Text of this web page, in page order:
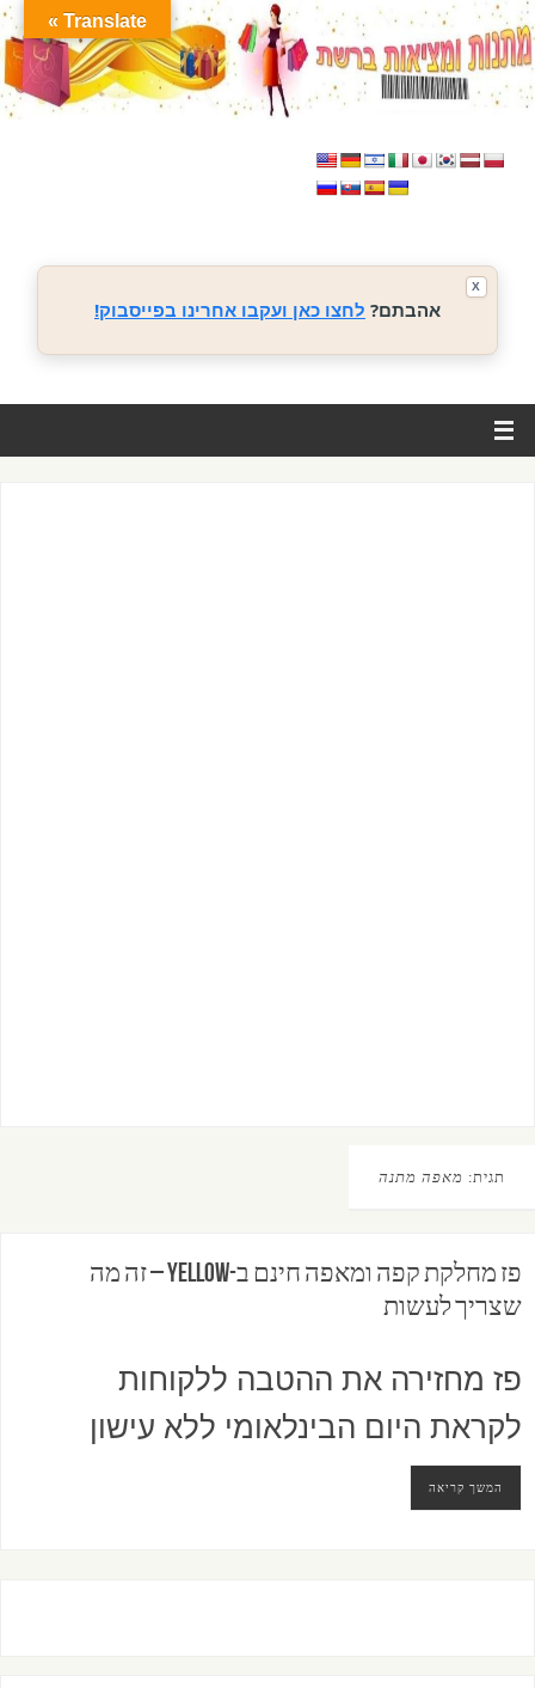
אהבתם? לחצו כאן ועקבו אחרינו בפייסבוק!
X
תגית: מאפה מתנה
פז מחלקת קפה ומאפה חינם ב-yellow – זה מה
שצריך לעשות
פז מחזירה את ההטבה ללקוחות
לקראת היום הבינלאומי ללא עישון
המשך קריאה
Translate »